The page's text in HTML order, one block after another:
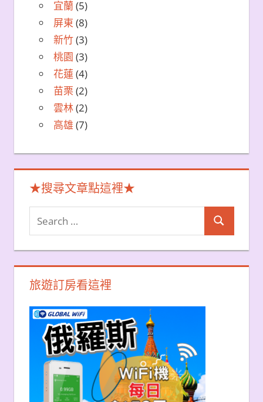
宜蘭 (5)
屏東 (8)
新竹(3)
桃園 (3)
花蓮 (4)
苗栗 (2)
雲林(2)
高雄 (7)
★搜尋文章點這裡★
Search
for:
Search
旅遊訂房看這裡